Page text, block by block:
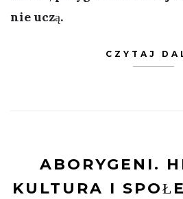
nie uczą.
CZYTAJ
ABORYGENI.
KULTURA I